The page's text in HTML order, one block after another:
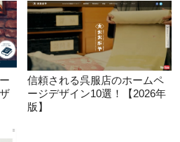
信頼される呉服店のホームペ
ージデザイン10選！【2026年
版】